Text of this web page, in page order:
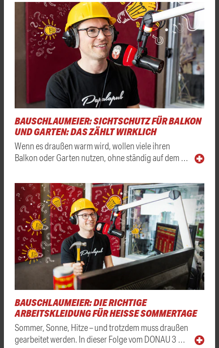
BAUSCHLAUMEIER: SICHTSCHUTZ FÜR BALKON
UND GARTEN: DAS ZÄHLT WIRKLICH
Wenn es draußen warm wird, wollen viele ihren
Balkon oder Garten nutzen, ohne ständig auf dem …
BAUSCHLAUMEIER: DIE RICHTIGE
ARBEITSKLEIDUNG FÜR HEISSE SOMMERTAGE
Sommer, Sonne, Hitze – und trotzdem muss draußen
gearbeitet werden. In dieser Folge vom DONAU 3 …